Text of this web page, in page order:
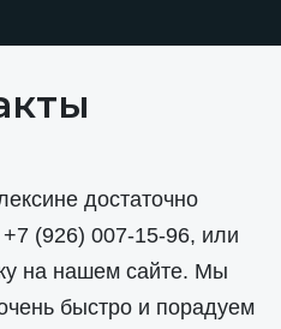
достаточно
+7 (926) 007-15-96, или
на нашем сайте. Мы
быстро и порадуем